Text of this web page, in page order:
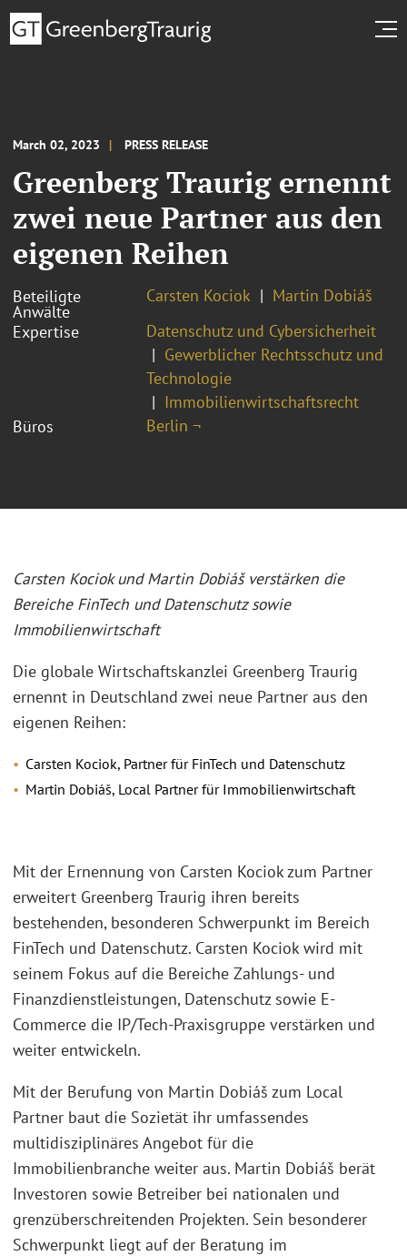
March 02, 2023 PRESS RELEASE
Greenberg Traurig ernennt
zwei neue Partner aus den
eigenen Reihen
Beteiligte
Anwälte
Carsten Kociok
Martin Dobiáš
Expertise
Datenschutz und Cybersicherheit
Gewerblicher Rechtsschutz und
Technologie
Immobilienwirtschaftsrecht
Büros
Berlin ¬
Carsten Kociok und Martin Dobiáš verstärken die
Bereiche FinTech und Datenschutz sowie
Immobilienwirtschaft
Die globale Wirtschaftskanzlei Greenberg Traurig
ernennt in Deutschland zwei neue Partner aus den
eigenen Reihen:
Carsten Kociok, Partner für FinTech und Datenschutz
Martin Dobiáš, Local Partner für Immobilienwirtschaft
Mit der Ernennung von Carsten Kociok zum Partner
erweitert Greenberg Traurig ihren bereits
bestehenden, besonderen Schwerpunkt im Bereich
FinTech und Datenschutz. Carsten Kociok wird mit
seinem Fokus auf die Bereiche Zahlungs- und
Finanzdienstleistungen, Datenschutz sowie E-
Commerce die IP/Tech-Praxisgruppe verstärken und
weiter entwickeln.
Mit der Berufung von Martin Dobiáš zum Local
Partner baut die Sozietät ihr umfassendes
multidisziplinäres Angebot für die
Immobilienbranche weiter aus. Martin Dobiáš berät
Investoren sowie Betreiber bei nationalen und
grenzüberschreitenden Projekten. Sein besonderer
Schwerpunkt liegt auf der Beratung im